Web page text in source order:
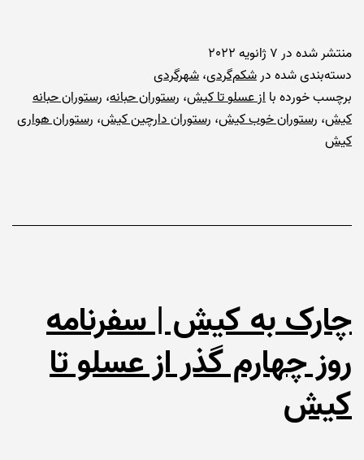
منتشر شده در 7 ژانویه 2022
دسته‌بندی شده در شکم‌گردی، شهرگردی
برچسب خورده با از عسلو تا کیش، رستوران حبانه، رستوران حبانه
کیش، رستوران خوب کیش، رستوران دارچین کیش، رستوران هواری
کیش
چارک به کیش | سفرنامه
روز چهارم گذر از عسلو تا
کیش